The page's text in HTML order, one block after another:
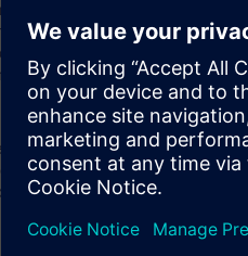
behulp van de trace functie
vervangen van:
met de SINAMICS G220
voor projectengineers-, service-
SINAMICS G220 op te bouwen, in
met een SIMATIC PLC.